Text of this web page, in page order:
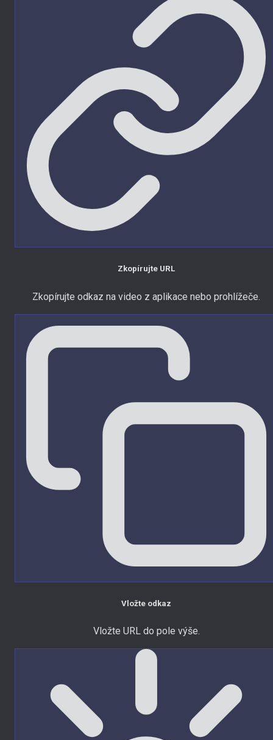
Zkopírujte URL
Zkopírujte odkaz na video z aplikace nebo prohlížeče.
Vložte odkaz
Vložte URL do pole výše.